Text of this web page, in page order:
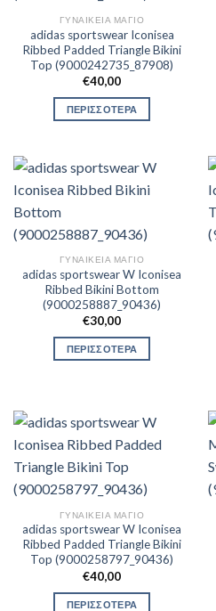
ΓΥΝΑΙΚΕΊΑ ΜΑΓΙΌ
adidas sportswear Iconisea
Ribbed Padded Triangle Bikini
Top (9000242735_87908)
€40,00
ΠΕΡΙΣΣΟΤΕΡΑ
ΓΥΝΑΙΚΕΊΑ ΜΑΓΙΌ
adidas sportswear W Iconisea
Ribbed Bikini Bottom
(9000258887_90436)
€30,00
ΠΕΡΙΣΣΟΤΕΡΑ
ΓΥΝΑΙΚΕΊΑ ΜΑΓΙΌ
adidas sportswear W Iconisea
Ribbed Padded Triangle Bikini
Top (9000258797_90436)
€40,00
ΠΕΡΙΣΣΟΤΕΡΑ